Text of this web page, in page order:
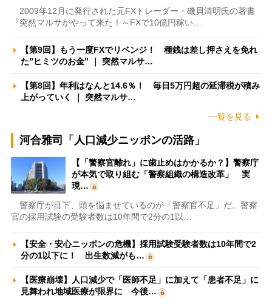
2009年12月に発行された元FXトレーダー・磯貝清明氏の著書
『突然マルサがやって来た！～FXで10億円稼い…
【第9回】もう一度FXでリベンジ！ 種銭は差し押さえを免れ
た”ヒミツのお金” ｜ 突然マルサ…
【第8回】年利はなんと14.6％！ 毎日5万円超の延滞税が積み
上がっていく ｜ 突然マルサ…
一覧を見る
河合雅司「人口減少ニッポンの活路」
【「警察官離れ」に歯止めはかかるか？】警察庁
が本気で取り組む「警察組織の構造改革」 実
現…
警察庁が目下、頭を悩ませているのが「警察官不足」だ。警察
官の採用試験の受験者数は10年間で2分の1以…
【安全・安心ニッポンの危機】採用試験受験者数は10年間で2
分の1以下に！ 出生数減がも…
【医療崩壊】人口減少で「医師不足」に加えて「患者不足」に
見舞われ地域医療が限界に 今後…